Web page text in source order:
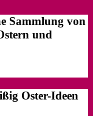
Sammlung von
und
Oster-Ideen